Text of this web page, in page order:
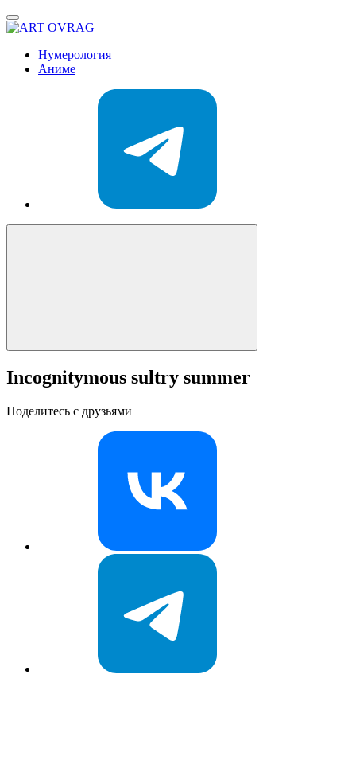
Нумерология
Аниме
Incognitymous sultry summer
Поделитесь с друзьями